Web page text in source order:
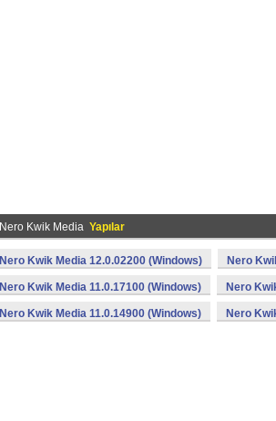
Nero Kwik Media Yapılar
Nero Kwik Media 12.0.02200 (Windows) Nero
Nero Kwik Media 11.0.17100 (Windows) Nero
Nero Kwik Media 11.0.14900 (Windows) Nero